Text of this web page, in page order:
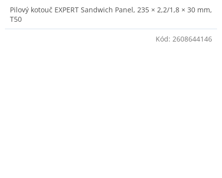
Pilový kotouč EXPERT Sandwich Panel, 235 × 2,2/1,8 × 30 mm,
T50
Kód: 2608644146